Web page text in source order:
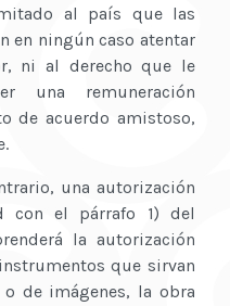
al país que las
en ningún caso atentar
ni al derecho que le
una remuneración
de acuerdo amistoso,
una autorización
con el párrafo 1) del
la autorización
que sirvan
de imágenes, la obra